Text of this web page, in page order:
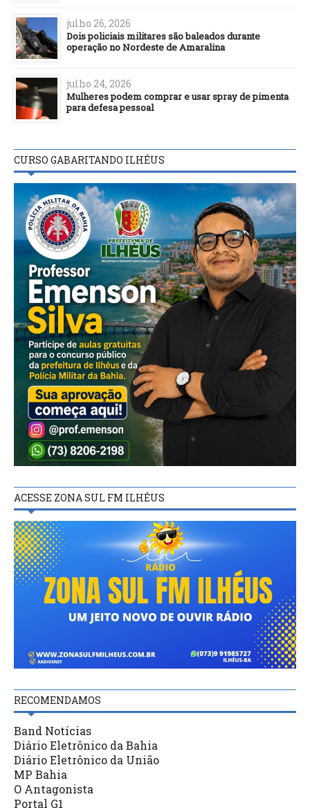
julho 26, 2026
Dois policiais militares são baleados durante
operação no Nordeste de Amaralina
julho 24, 2026
Mulheres podem comprar e usar spray de pimenta
para defesa pessoal
CURSO GABARITANDO ILHÉUS
ACESSE ZONA SUL FM ILHÉUS
RECOMENDAMOS
Band Notícias
Diário Eletrônico da Bahia
Diário Eletrônico da União
MP Bahia
O Antagonista
Portal G1